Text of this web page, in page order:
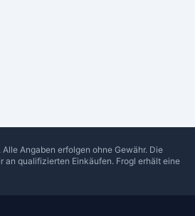
Angaben erfolgen ohne Gewähr. Die
an qualifizierten Einkäufen. Frogl erhält eine